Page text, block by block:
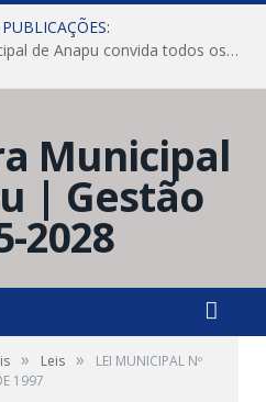
CONVITE A Prefeitura Municipal de Anapu convida todos os servidores públicos municipais para participarem da Audiência Pública de discussão da Lei de Diretrizes Orçamentárias (LDO), importante instrumento de planejamento das ações e investimentos da Administração Pública para o próximo exercício financeiro.
» Leis »
LEI MUNICIPAL Nº
1997